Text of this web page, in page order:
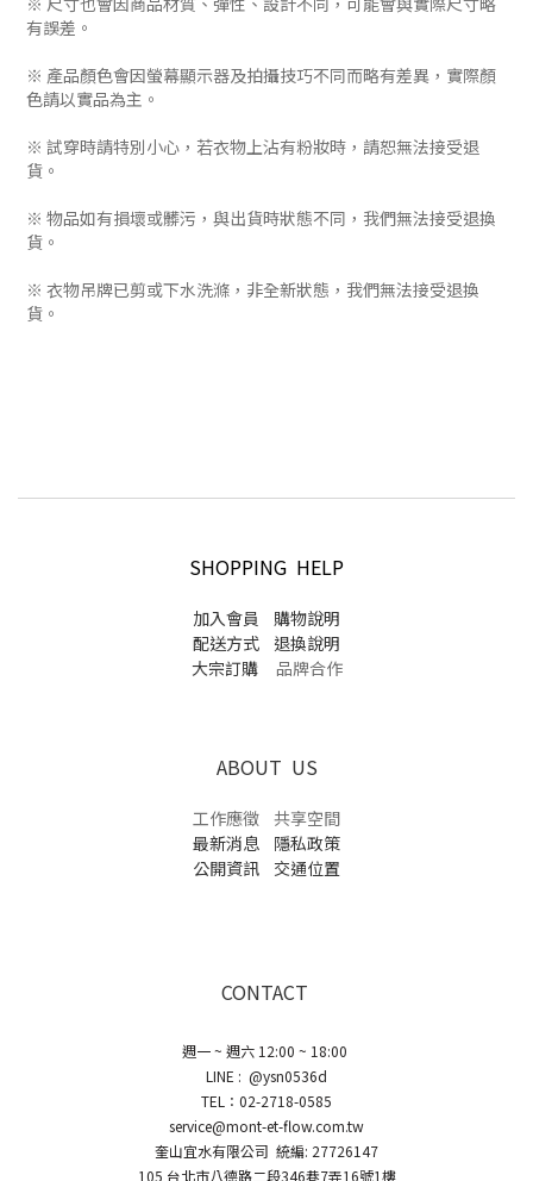
有誤差。
※ 產品顏色會因螢幕顯示器及拍攝技巧不同而略有差異，實際顏
色請以實品為主。
※ 試穿時請特別小心，若衣物上沾有粉妝時，請恕無法接受退
貨。
※ 物品如有損壞或髒污，與出貨時狀態不同，我們無法接受退換
貨。
※ 衣物吊牌已剪或下水洗滌，非全新狀態，我們無法接受退換
貨。
SHOPPING HELP
加入會員
購物說明
配送方式
退換說明
大宗訂購品牌合作
ABOUT US
工作應徵 共享空間
最新消息
隱私政策
公開資訊
交通位置
CONTACT
週一 ~ 週六 12:00 ~ 18:00
LINE : @ysn0536d
TEL：02-2718-0585
service@mont-et-flow.com.tw
奎山宜水有限公司 統編: 27726147
105 台北市八德路二段346巷7弄16號1樓